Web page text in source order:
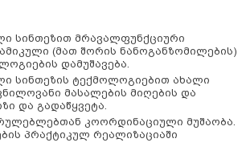
სინთეზით მრავალფუნქციური
(მათ შორის ნანოგანზომილების)
დამუშავება.
სინთეზის ტექმოლოგიებით ახალი
მასალების მიღების და
და გადაწყვეტა.
კოორდინაციული მუშაობა.
პრაქტიკულ რეალიზაციაში